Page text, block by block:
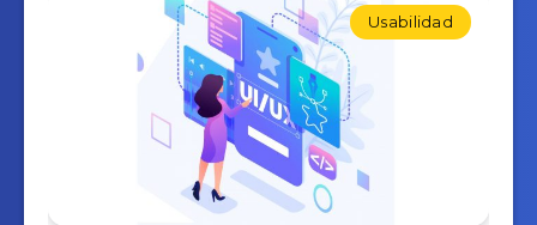
Usabilidad